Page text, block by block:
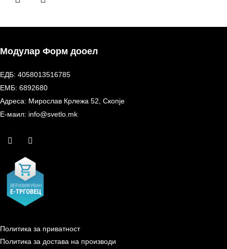
Модулар Форм дооел
ЕДБ: 4058013516785
ЕМБ: 6892680
Адреса: Мирослав Крлежа 52, Скопје
Е-маил: info@svetlo.mk
Политика за приватност
Политика за достава на производи